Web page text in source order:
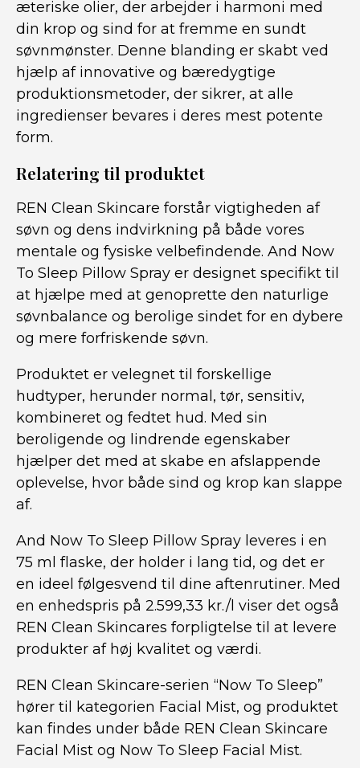
æteriske olier, der arbejder i harmoni med
din krop og sind for at fremme en sundt
søvnmønster. Denne blanding er skabt ved
hjælp af innovative og bæredygtige
produktionsmetoder, der sikrer, at alle
ingredienser bevares i deres mest potente
form.
Relatering til produktet
REN Clean Skincare forstår vigtigheden af
søvn og dens indvirkning på både vores
mentale og fysiske velbefindende. And Now
To Sleep Pillow Spray er designet specifikt til
at hjælpe med at genoprette den naturlige
søvnbalance og berolige sindet for en dybere
og mere forfriskende søvn.
Produktet er velegnet til forskellige
hudtyper, herunder normal, tør, sensitiv,
kombineret og fedtet hud. Med sin
beroligende og lindrende egenskaber
hjælper det med at skabe en afslappende
oplevelse, hvor både sind og krop kan slappe
af.
And Now To Sleep Pillow Spray leveres i en
75 ml flaske, der holder i lang tid, og det er
en ideel følgesvend til dine aftenrutiner. Med
en enhedspris på 2.599,33 kr./l viser det også
REN Clean Skincares forpligtelse til at levere
produkter af høj kvalitet og værdi.
REN Clean Skincare-serien “Now To Sleep”
hører til kategorien Facial Mist, og produktet
kan findes under både REN Clean Skincare
Facial Mist og Now To Sleep Facial Mist.